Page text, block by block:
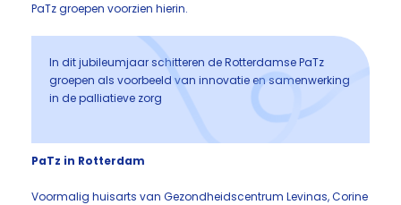
PaTz groepen voorzien hierin.
In dit jubileumjaar schitteren de Rotterdamse PaTz
groepen als voorbeeld van innovatie en samenwerking
in de palliatieve zorg
PaTz in Rotterdam
Voormalig huisarts van Gezondheidscentrum Levinas, Corine